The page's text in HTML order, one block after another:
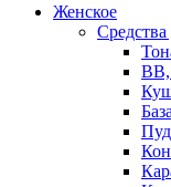
Женское